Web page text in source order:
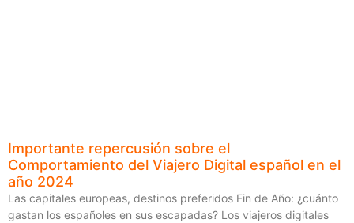
Importante repercusión sobre el
Comportamiento del Viajero Digital español en el
año 2024
Las capitales europeas, destinos preferidos Fin de Año: ¿cuánto
gastan los españoles en sus escapadas? Los viajeros digitales